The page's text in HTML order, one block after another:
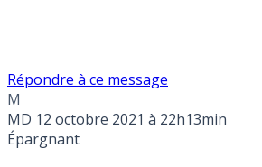
Répondre à ce message
M
MD 12 octobre 2021 à 22h13min
Épargnant